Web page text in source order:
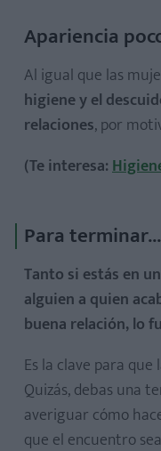
Apariencia
Al igual que las
higiene y el
relaciones, por
(Te interesa:
Para terminar...
Tanto si estás en
alguien a quien
buena relación, lo
Es la clave para
Quizás, debas una
averiguar cómo
que el encuentro